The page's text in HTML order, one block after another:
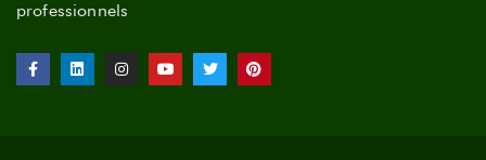
professionnels